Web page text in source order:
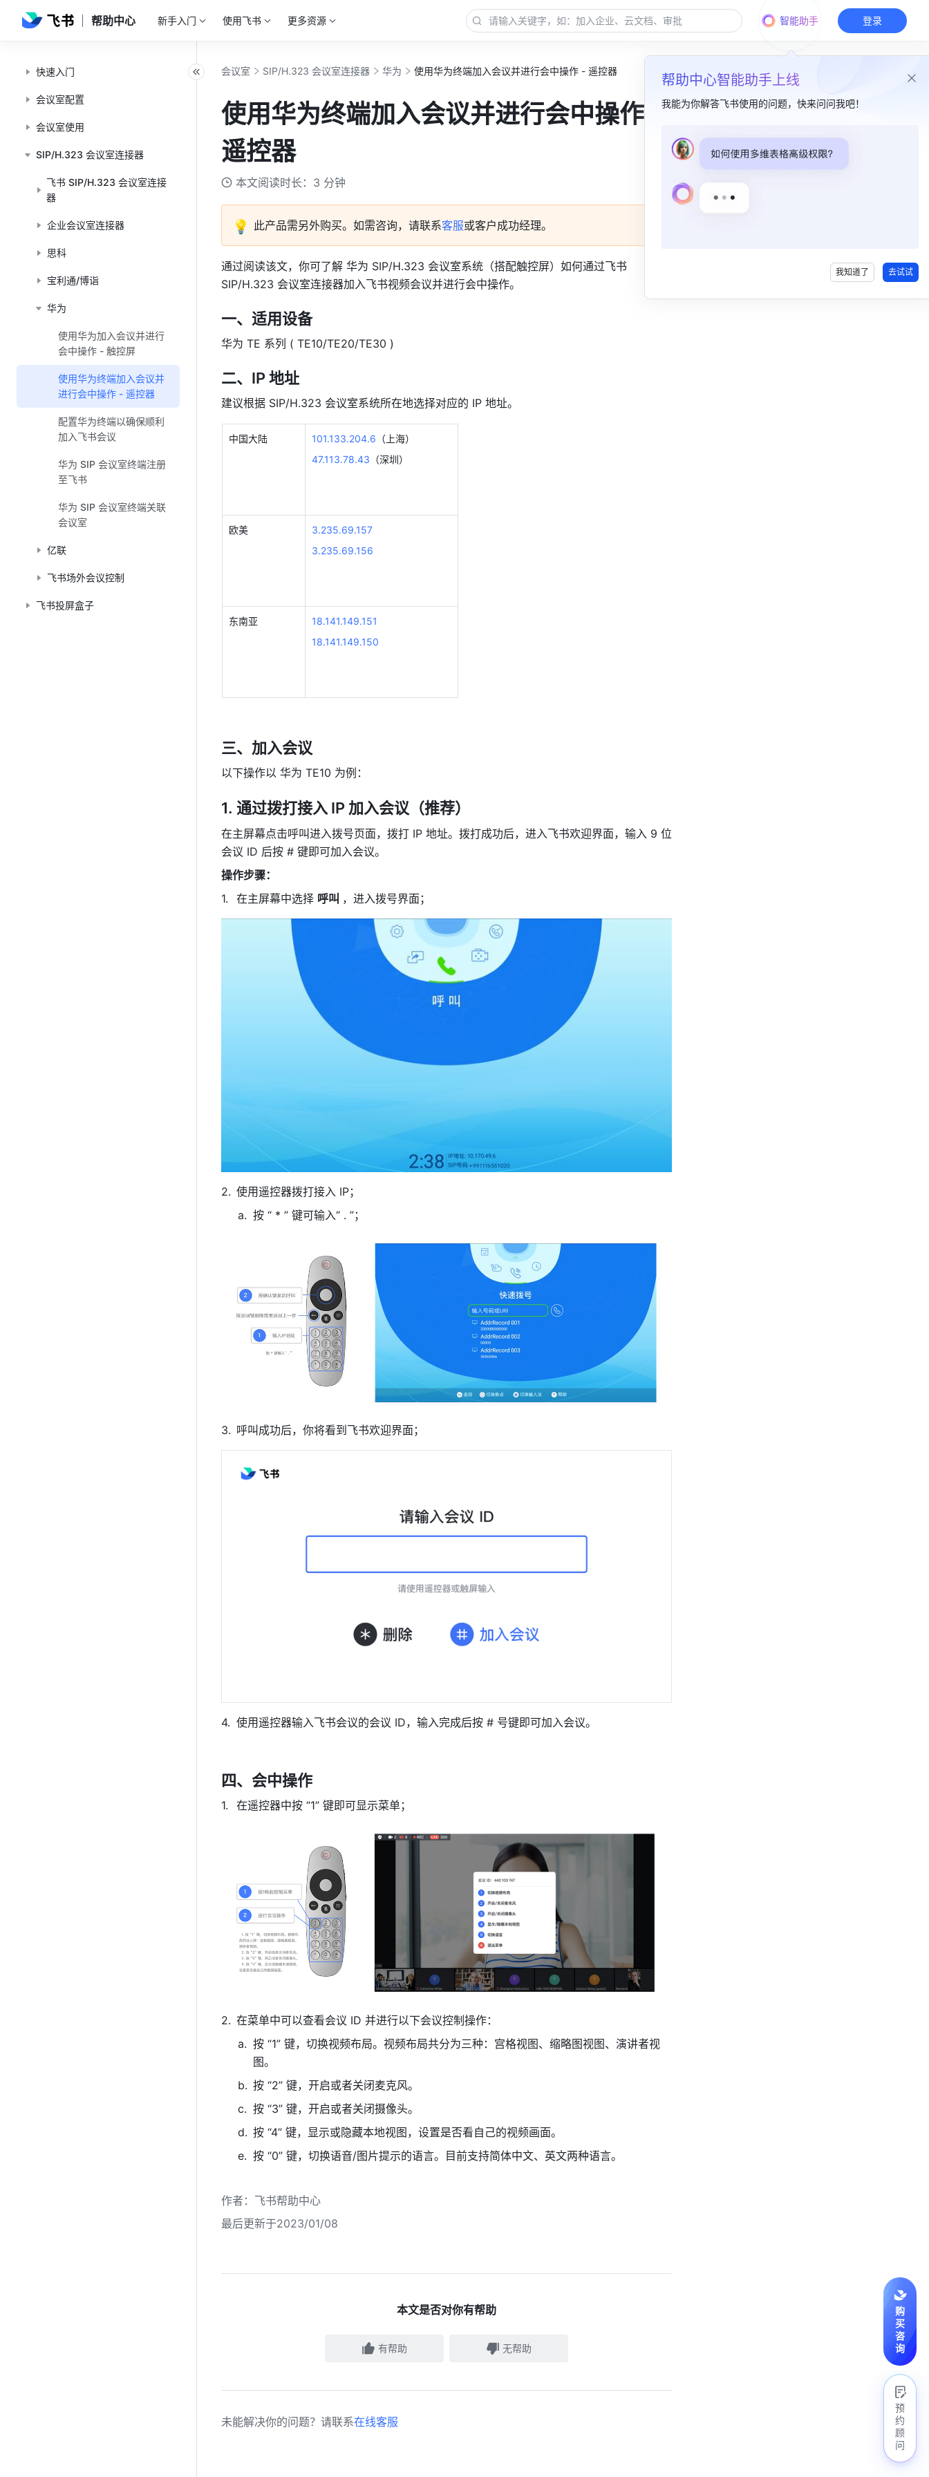
帮助中心 新手入门 使用飞书 更多资源 智能助手
帮助中心智能助手上线
我能为你解答飞书使用的问题，快来问问我吧！
我知道了 去试试
登录
快速入门
会议室配置
会议室使用
SIP/H.323 会议室连接器
飞书 SIP/H.323 会议室连接
器
企业会议室连接器
思科
宝利通/博诣
华为
使用华为加入会议并进行
会中操作 - 触控屏
使用华为终端加入会议并
进行会中操作 - 遥控器
配置华为终端以确保顺利
加入飞书会议
华为 SIP 会议室终端注册
至飞书
华为 SIP 会议室终端关联
会议室
亿联
飞书场外会议控制
飞书投屏盒子
会议室 SIP/H.323 会议室连接器 华为 使用华为终端加入会议并进行会中操作 - 遥控器
使用华为终端加入会议并进行会中操作 -
遥控器
本文阅读时长：3 分钟
💡 此产品需另外购买。如需咨询，请联系客服或客户成功经理。
通过阅读该文，你可了解 华为 SIP/H.323 会议室系统（搭配触控屏）如何通过飞书
SIP/H.323 会议室连接器加入飞书视频会议并进行会中操作。
一、适用设备
华为 TE 系列 ( TE10/TE20/TE30 )
二、IP 地址
建议根据 SIP/H.323 会议室系统所在地选择对应的 IP 地址。
中国大陆 101.133.204.6 （上海）
47.113.78.43 （深圳）
欧美
3.235.69.157
3.235.69.156
东南亚
18.141.149.151
18.141.149.150
三、加入会议
以下操作以 华为 TE10 为例：
通过拨打接入 IP 加入会议（推荐）
在主屏幕点击呼叫进入拨号页面，拨打 IP 地址。拨打成功后，进入飞书欢迎界面，输入 9 位
会议 ID 后按 # 键即可加入会议。
操作步骤：
在主屏幕中选择 呼叫 ，进入拨号界面；
使用遥控器拨打接入 IP；
按 “ * ” 键可输入“ . ”；
呼叫成功后，你将看到飞书欢迎界面；
使用遥控器输入飞书会议的会议 ID，输入完成后按 # 号键即可加入会议。
四、会中操作
在遥控器中按 “1” 键即可显示菜单；
在菜单中可以查看会议 ID 并进行以下会议控制操作：
按 “1” 键，切换视频布局。视频布局共分为三种：宫格视图、缩略图视图、演讲者视
图。
按 “2” 键，开启或者关闭麦克风。
按 “3” 键，开启或者关闭摄像头。
按 “4” 键，显示或隐藏本地视图，设置是否看自己的视频画面。
按 “0” 键，切换语音/图片提示的语言。目前支持简体中文、英文两种语言。
作者 ： 飞书帮助中心
最后更新于2023/01/08
本文是否对你有帮助
有帮助 无帮助
未能解决你的问题？请联系在线客服
本篇目录
二、IP 地址​
购
买
咨
询
预
约
顾
问